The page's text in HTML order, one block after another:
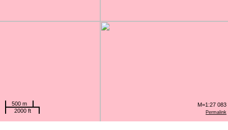
Permalink
500 m
2000 ft
M=1:27 083